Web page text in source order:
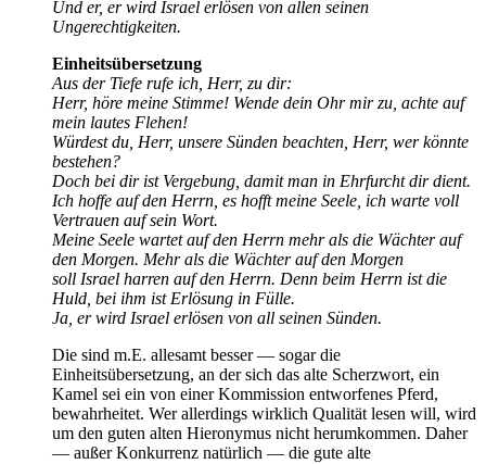
Und er, er wird Israel erlösen von allen seinen
Ungerechtigkeiten.
Einheitsübersetzung
Aus der Tiefe rufe ich, Herr, zu dir:
Herr, höre meine Stimme! Wende dein Ohr mir zu, achte auf
mein lautes Flehen!
Würdest du, Herr, unsere Sünden beachten, Herr, wer könnte
bestehen?
Doch bei dir ist Vergebung, damit man in Ehrfurcht dir dient.
Ich hoffe auf den Herrn, es hofft meine Seele, ich warte voll
Vertrauen auf sein Wort.
Meine Seele wartet auf den Herrn mehr als die Wächter auf
den Morgen. Mehr als die Wächter auf den Morgen
soll Israel harren auf den Herrn. Denn beim Herrn ist die
Huld, bei ihm ist Erlösung in Fülle.
Ja, er wird Israel erlösen von all seinen Sünden.
Die sind m.E. allesamt besser — sogar die
Einheitsübersetzung, an der sich das alte Scherzwort, ein
Kamel sei ein von einer Kommission entworfenes Pferd,
bewahrheitet. Wer allerdings wirklich Qualität lesen will, wird
um den guten alten Hieronymus nicht herumkommen. Daher
— außer Konkurrenz natürlich — die gute alte